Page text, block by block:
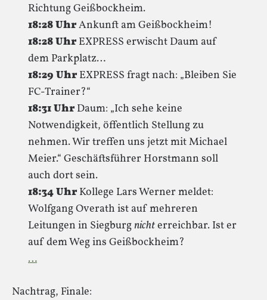
Richtung Geißbockheim.
18:28 UhrAnkunft am Geißbockheim!
18:28 Uhr EXPRESS erwischt Daum auf
dem Parkplatz…
18:29 Uhr EXPRESS fragt nach: „Bleiben Sie
FC-Trainer?“
18:31 Uhr Daum: „Ich sehe keine
Notwendigkeit, öffentlich Stellung zu
nehmen. Wir treffen uns jetzt mit Michael
Meier.“ Geschäftsführer Horstmann soll
auch dort sein.
18:34 Uhr Kollege Lars Werner meldet:
Wolfgang Overath ist auf mehreren
Leitungen in Siegburgnichterreichbar. Ist er
auf dem Weg ins Geißbockheim?
…
Nachtrag, Finale: